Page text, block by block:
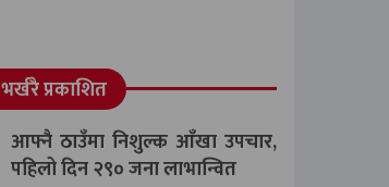
भर्खरै प्रकाशित
आफ्नै ठाउँमा निशुल्क आँखा उपचार,
पहिलो दिन २९० जना लाभान्वित